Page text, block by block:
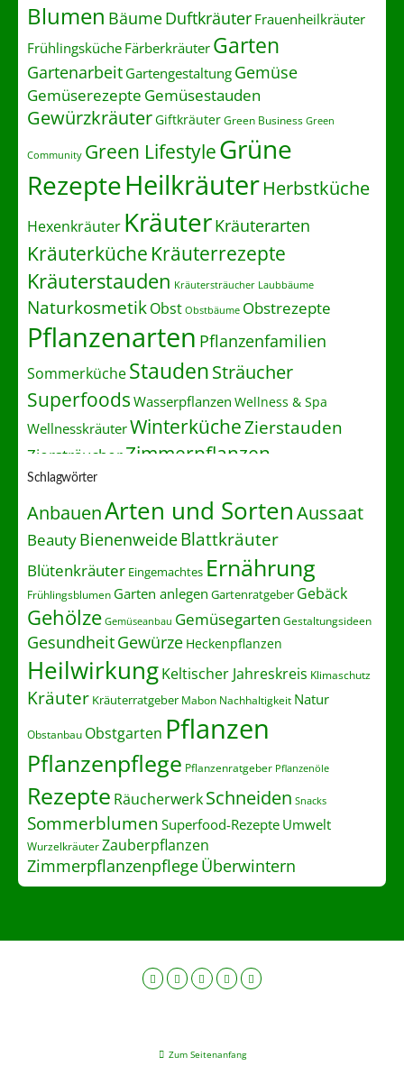
Blumen BäumeDuftkräuter Frauenheilkräuter
Frühlingsküche Färberkräuter Garten
Gartenarbeit Gartengestaltung Gemüse
Gemüserezepte Gemüsestauden
GewürzkräuterGiftkräuterGreen Business Green
Community Green LifestyleGrüne
RezepteHeilkräuterHerbstküche
Hexenkräuter KräuterKräuterarten
Kräuterküche Kräuterrezepte
Kräuterstauden Kräutersträucher Laubbäume
NaturkosmetikObst Obstbäume Obstrezepte
Pflanzenarten Pflanzenfamilien
SommerkücheStaudenSträucher
Superfoods Wasserpflanzen Wellness & Spa
WellnesskräuterWinterkücheZierstauden
ZiersträucherZimmerpflanzen
Schlagwörter
AnbauenArten und SortenAussaat
BeautyBienenweideBlattkräuter
Blütenkräuter Eingemachtes Ernährung
Frühlingsblumen Garten anlegen Gartenratgeber Gebäck
Gehölze Gemüseanbau Gemüsegarten Gestaltungsideen
GesundheitGewürze Heckenpflanzen
HeilwirkungKeltischer Jahreskreis Klimaschutz
Kräuter Kräuterratgeber Mabon Nachhaltigkeit Natur
Obstanbau Obstgarten Pflanzen
Pflanzenpflege Pflanzenratgeber Pflanzenöle
Rezepte RäucherwerkSchneiden Snacks
Sommerblumen Superfood-Rezepte Umwelt
WurzelkräuterZauberpflanzen
ZimmerpflanzenpflegeÜberwintern
Zum Seitenanfang